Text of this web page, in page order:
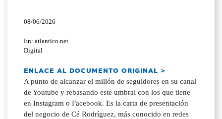
08/06/2026
En: atlantico.net
Digital
ENLACE AL DOCUMENTO ORIGINAL >
A punto de alcanzar el millón de seguidores en su canal
de Youtube y rebasando este umbral con los que tiene
en Instagram o Facebook. Es la carta de presentación
del negocio de Cé Rodríguez, más conocido en redes